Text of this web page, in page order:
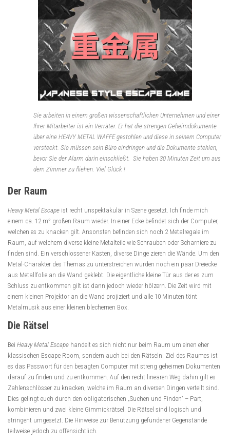
Sie arbeiten in einem großen wissenschaftlichen Unternehmen und einer
Ihrer Mitarbeiter ist ein Verräter. Er hat die strengen Geheimdokumente
über eine HEAVY METAL WAFFE gestohlen und diese in seinem Computer
versteckt. Sie müssen sein Büro eindringen und die Dokumente stehlen,
bevor Sie der Alarm darin einschließt. Sie haben 30 Minuten Zeit um aus
dem Zimmer zu fliehen. Viel Glück !
Der Raum
Heavy Metal Escape ist recht unspektakulär in Szene gesetzt. Ich finde mich
einem ca. 12 m² großen Raum wieder. In einer Ecke befindet sich der Computer,
welchen es zu knacken gilt. Ansonsten befinden sich noch 2 Metalregale im
Raum, auf welchem diverse kleine Metalteile wie Schrauben oder Scharniere zu
finden sind. Ein verschlossener Kasten, diverse Dinge zieren die Wände. Um den
Metal-Charakter des Themas zu unterstreichen wurden noch ein paar Dreiecke
aus Metallfolie an die Wand geklebt. Die eigentliche kleine Tür aus der es zum
Schluss zu entkommen gilt ist dann jedoch wieder hölzern. Die Zeit wird mit
einem kleinen Projektor an die Wand projiziert und alle 10 Minuten tönt
Metalmusik aus einer kleinen blechernen Box.
Die Rätsel
Bei Heavy Metal Escape handelt es sich nicht nur beim Raum um einen eher
klassischen Escape Room, sondern auch bei den Rätseln. Ziel des Raumes ist
es das Passwort für den besagten Computer mit streng geheimen Dokumenten
darauf zu finden und zu entkommen. Auf den recht linearen Weg dahin gilt es
Zahlenschlösser zu knacken, welche im Raum an diversen Dingen verteilt sind.
Dies gelingt euch durch den obligatorischen „Suchen und Finden“ – Part,
kombinieren und zwei kleine Gimmickrätsel. Die Rätsel sind logisch und
stringent umgesetzt. Die Hinweise zur Benutzung gefundener Gegenstände
teilweise jedoch zu offensichtlich.